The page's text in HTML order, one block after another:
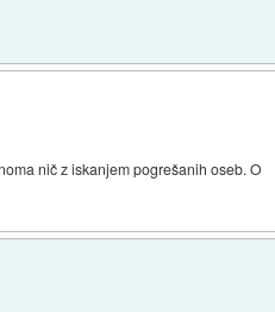
nič z iskanjem pogrešanih oseb. O